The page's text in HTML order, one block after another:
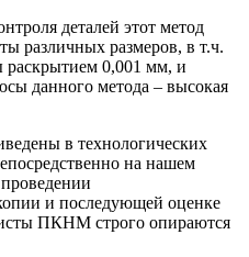
деталей этот метод
различных размеров, в т.ч.
0,001 мм, и
данного метода – высокая
в технологических
на нашем
и последующей оценке
ПКНМ строго опираются